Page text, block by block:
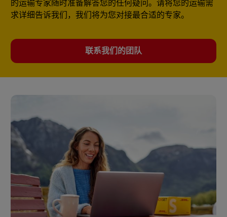
的运输专家随时准备解答您的任何疑问。请将您的运输需
求详细告诉我们，我们将为您对接最合适的专家。
联系我们的团队